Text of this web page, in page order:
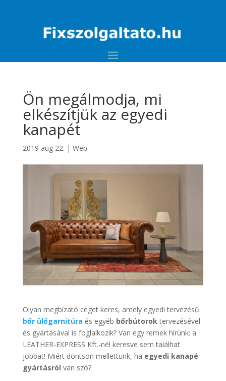
Ön megálmodja, mi
elkészítjük az egyedi
kanapét
2019 aug 22. | Web
Olyan megbízató céget keres, amely egyedi tervezésű
bőr ülőgarnitúra és egyéb bőrbútoroktervezésével
és gyártásával is foglalkozik? Van egy remek hírünk: a
LEATHER-EXPRESS Kft.-nél keresve sem találhat
jobbat! Miért döntsön mellettünk, ha egyedi kanapé
gyártásról van szó?